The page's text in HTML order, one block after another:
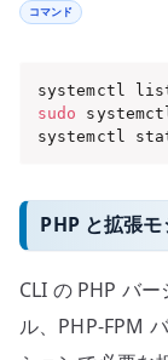
コマンド
systemctl
sudo
systemctl
PHP と拡張
CLI の PHP バ
ル、PHP-FPM